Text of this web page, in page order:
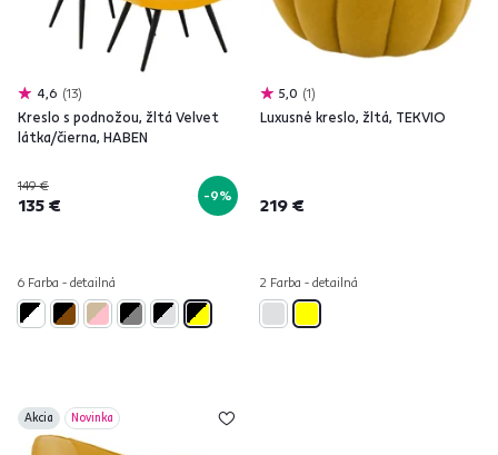
4,6 13
Kreslo s podnožou, žltá Velvet
látka/čierna, HABEN
149 €
135 € -9%
6 Farba - detailná
5,0 1
Luxusné kreslo, žltá, TEKVIO
219 €
2 Farba - detailná
Akcia Novinka